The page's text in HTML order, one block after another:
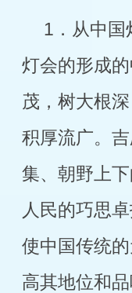
1．从中国
灯会的形成
茂，树大根
积厚流广。
集、朝野上
人民的巧思
使中国传统
高其地位和